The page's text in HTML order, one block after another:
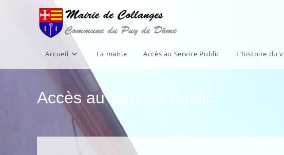
Accueil La mairie Accès au Service Public L’histoire du
Accès au Service Public